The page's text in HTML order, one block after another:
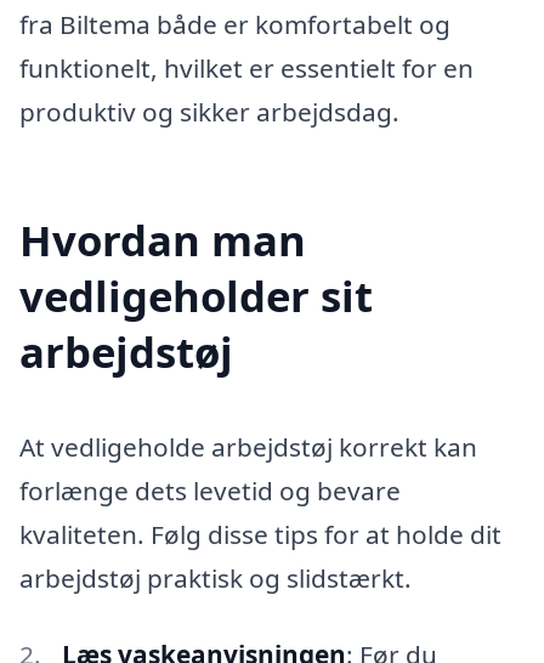
fra Biltema både er komfortabelt og
funktionelt, hvilket er essentielt for en
produktiv og sikker arbejdsdag.
Hvordan man
vedligeholder sit
arbejdstøj
At vedligeholde arbejdstøj korrekt kan
forlænge dets levetid og bevare
kvaliteten. Følg disse tips for at holde dit
arbejdstøj praktisk og slidstærkt.
Læs vaskeanvisningen: Før du